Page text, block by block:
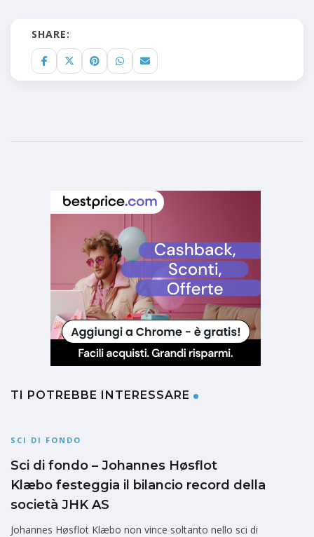
SHARE:
TI POTREBBE INTERESSARE
SCI DI FONDO
Sci di fondo – Johannes Høsflot
Klæbo festeggia il bilancio record della
società JHK AS
Johannes Høsflot Klæbo non vince soltanto nello sci di